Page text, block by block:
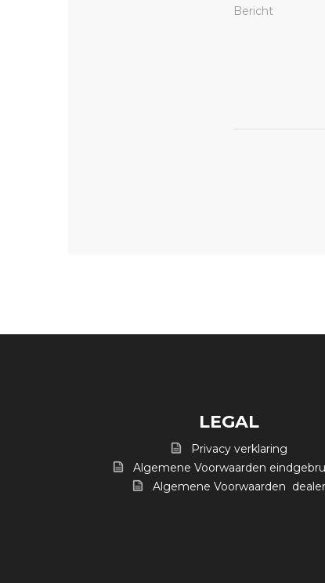
LEGAL
Privacy verklaring
Algemene Voorwaarden
Algemene Voorwaarden dealer